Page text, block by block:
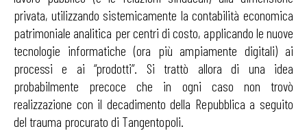
privata, utilizzando sistemicamente la contabilità economica
patrimoniale analitica per centri di costo, applicando le nuove
tecnologie informatiche (ora più ampiamente digitali) ai
processi e ai “prodotti”. Si trattò allora di una idea
probabilmente precoce che in ogni caso non trovò
realizzazione con il decadimento della Repubblica a seguito
del trauma procurato di Tangentopoli.